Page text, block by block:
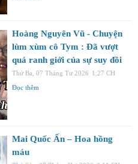
Hoàng Nguyên Vũ - Chuyện
lùm xùm cô Tym : Đã vượt
quá ranh giới của sự suy đồi
Thứ Ba, 07 Tháng Tư 2026 1:27 CH
Đọc thêm
Mai Quốc Ấn – Hoa hồng
máu